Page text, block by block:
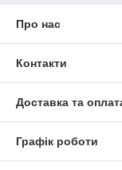
Про нас
Контакти
Доставка та
Графік роботи